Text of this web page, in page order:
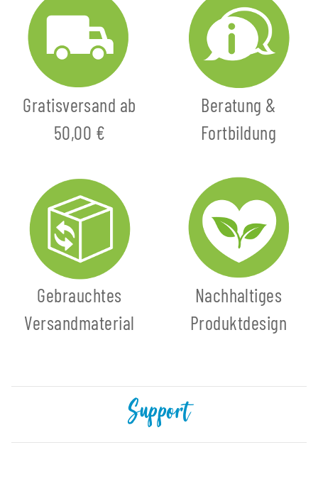
Gratisversand ab
50,00 €
Beratung &
Fortbildung
Gebrauchtes
Versandmaterial
Nachhaltiges
Produktdesign
Support